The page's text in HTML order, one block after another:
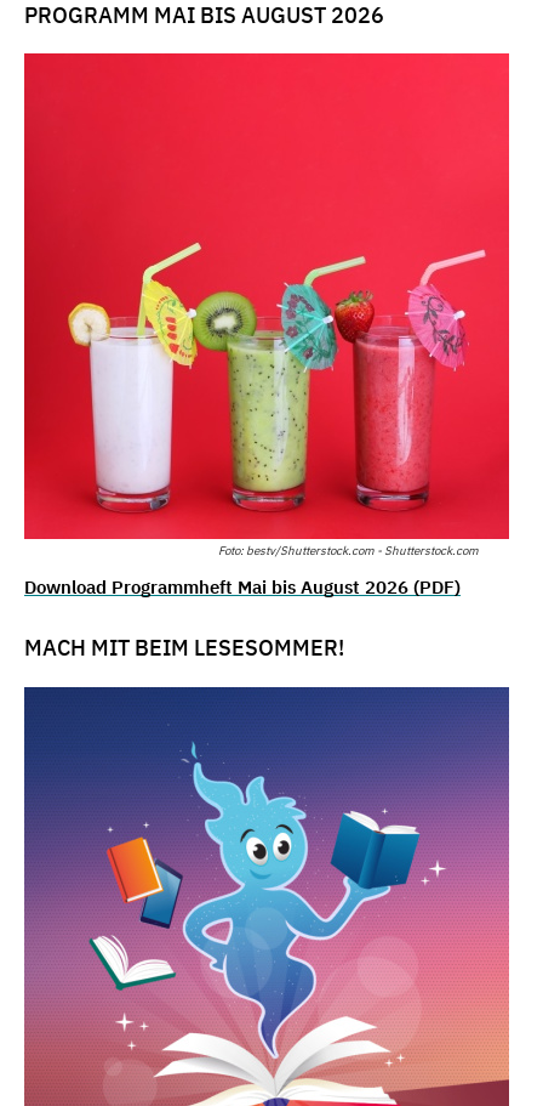
PROGRAMM MAI BIS AUGUST 2026
Foto: bestv/Shutterstock.com - Shutterstock.com
Download Programmheft Mai bis August 2026 (PDF)
MACH MIT BEIM LESESOMMER!